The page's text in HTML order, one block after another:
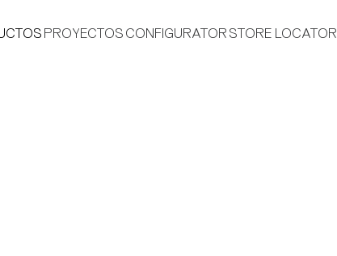
PROYECTOS CONFIGURATOR STORE LOCATOR